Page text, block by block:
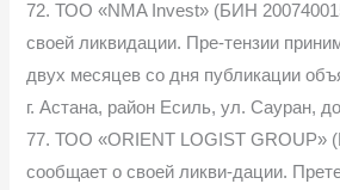
72. ТОО «NMA Invest» (БИН
своей ликвидации. Пре-тензии
двух месяцев со дня публикации
г. Астана, район Есиль, ул. Сауран,
77. ТОО «ORIENT LOGIST GROUP»
сообщает о своей ликви-дации.